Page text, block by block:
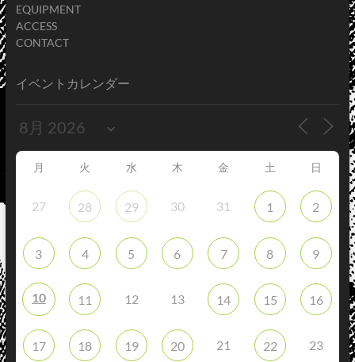
EQUIPMENT
ACCESS
CONTACT
イベントカレンダー
月 火 水 木 金 土 日
27 28 29 30 31 1 2
3 4 5 6 7 8 9
10 11 12 13 14 15 16
17 18 19 20 21 22 23